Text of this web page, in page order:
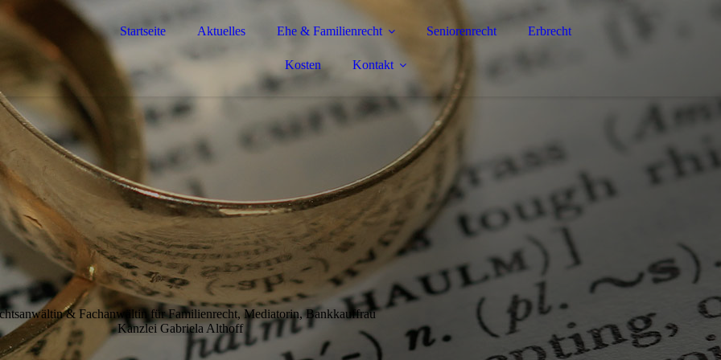
Startseite Aktuelles Ehe & Familienrecht Seniorenrecht Erbrecht
Kosten Kontakt
& Fachanwältin für Familienrecht, Mediatorin, Bankkauffrau
Kanzlei Gabriela Althoff